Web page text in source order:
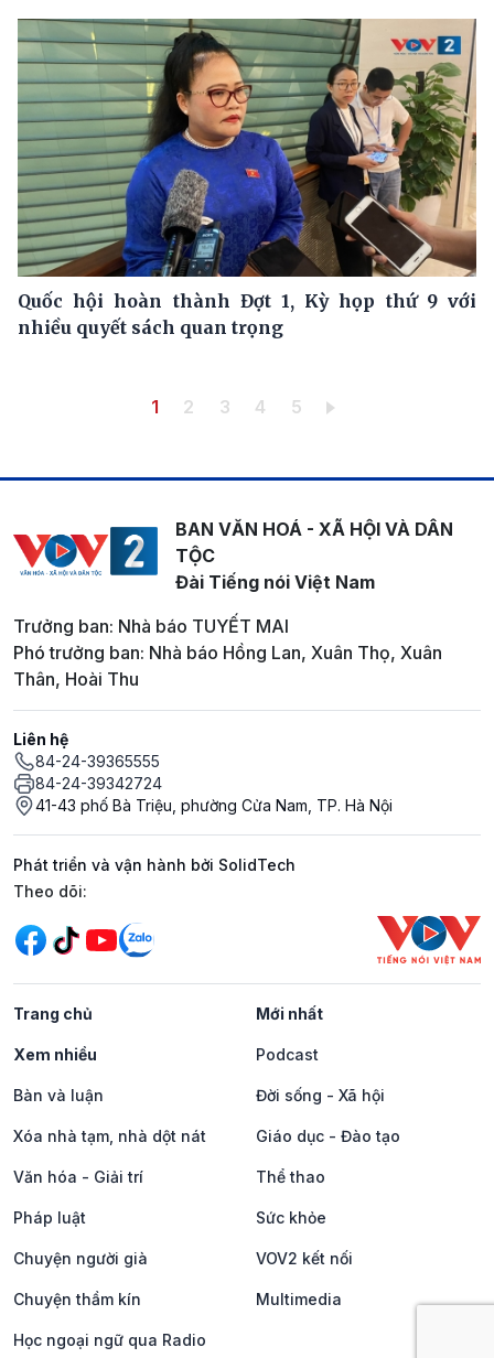
Quốc hội hoàn thành Đợt 1, Kỳ họp thứ 9 với
nhiều quyết sách quan trọng
Trang hiện thời
1 Trang
2 Trang
3 Trang
4 Trang
5
BAN VĂN HOÁ - XÃ HỘI VÀ DÂN
TỘC
Đài Tiếng nói Việt Nam
Trưởng ban: Nhà báo TUYẾT MAI
Phó trưởng ban: Nhà báo Hồng Lan, Xuân Thọ, Xuân
Thân, Hoài Thu
Liên hệ
84-24-39365555
84-24-39342724
41-43 phố Bà Triệu, phường Cửa Nam, TP. Hà Nội
Phát triển và vận hành bởi SolidTech
Mạng xã hội
Theo dõi:
Trang chủ Mới nhất
Xem nhiều Podcast
Bàn và luận Đời sống - Xã hội
Xóa nhà tạm, nhà dột nát Giáo dục - Đào tạo
Văn hóa - Giải trí Thể thao
Pháp luật Sức khỏe
Chuyện người già VOV2 kết nối
Chuyện thầm kín Multimedia
Học ngoại ngữ qua Radio